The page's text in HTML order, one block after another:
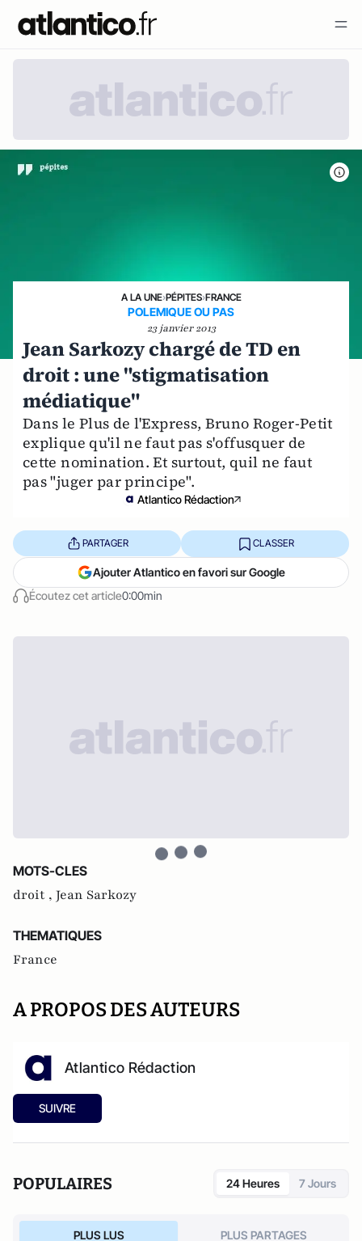
A LA UNE›PÉPITES›FRANCE
POLEMIQUE OU PAS
23 janvier 2013
Jean Sarkozy chargé de TD en
droit : une "stigmatisation
médiatique"
Dans le Plus de l'Express, Bruno Roger-Petit
explique qu'il ne faut pas s'offusquer de
cette nomination. Et surtout, quil ne faut
pas "juger par principe".
Atlantico Rédaction
Écoutez cet article0:00min
PARTAGER CLASSER
Ajouter Atlantico en favori sur Google
MOTS-CLES
droit , Jean Sarkozy
THEMATIQUES
France
A PROPOS DES AUTEURS
Atlantico Rédaction
SUIVRE
POPULAIRES 24 Heures 7 Jours
PLUS LUS PLUS PARTAGES